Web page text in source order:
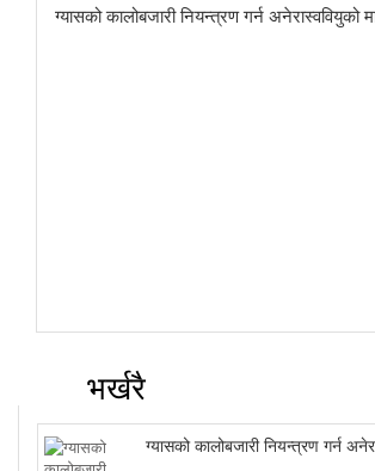
माग
मर्दी पदयात्राबाट हराएका तीनजनाको सकुशल
भर्खरै
ग्यासको कालोबजारी नियन्त्रण गर्न